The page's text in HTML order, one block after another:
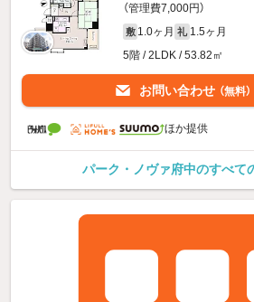
（管理費7,000円）
敷 1.0ヶ月 礼 1.5ヶ月
5階 / 2LDK / 53.82㎡
お問い合わせ （無料）
ほか提供
パーク・ノヴァ府中のすべて